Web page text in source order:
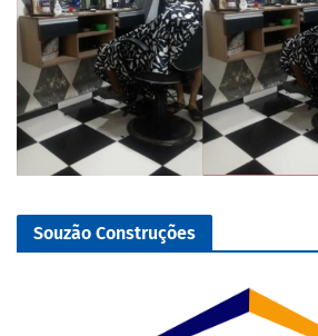
Souzão Construções